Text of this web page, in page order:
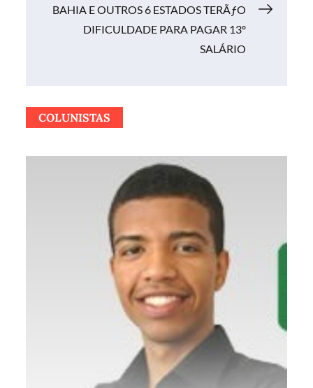
Post
BAHIA E OUTROS 6 ESTADOS TERÃƒO
DIFICULDADE PARA PAGAR 13º
SALÁRIO
COLUNISTAS